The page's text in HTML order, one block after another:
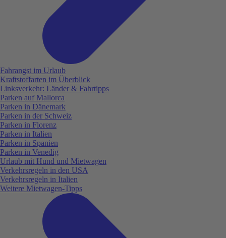
Fahrangst im Urlaub
Kraftstoffarten im Überblick
Linksverkehr: Länder & Fahrtipps
Parken auf Mallorca
Parken in Dänemark
Parken in der Schweiz
Parken in Florenz
Parken in Italien
Parken in Spanien
Parken in Venedig
Urlaub mit Hund und Mietwagen
Verkehrsregeln in den USA
Verkehrsregeln in Italien
Weitere Mietwagen-Tipps